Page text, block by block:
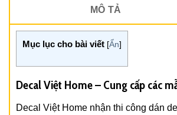
MÔ TẢ
Mục lục cho bài viết [Ẩn]
Decal Việt Home – Cung cấp các
Decal Việt Home nhận thi công dán